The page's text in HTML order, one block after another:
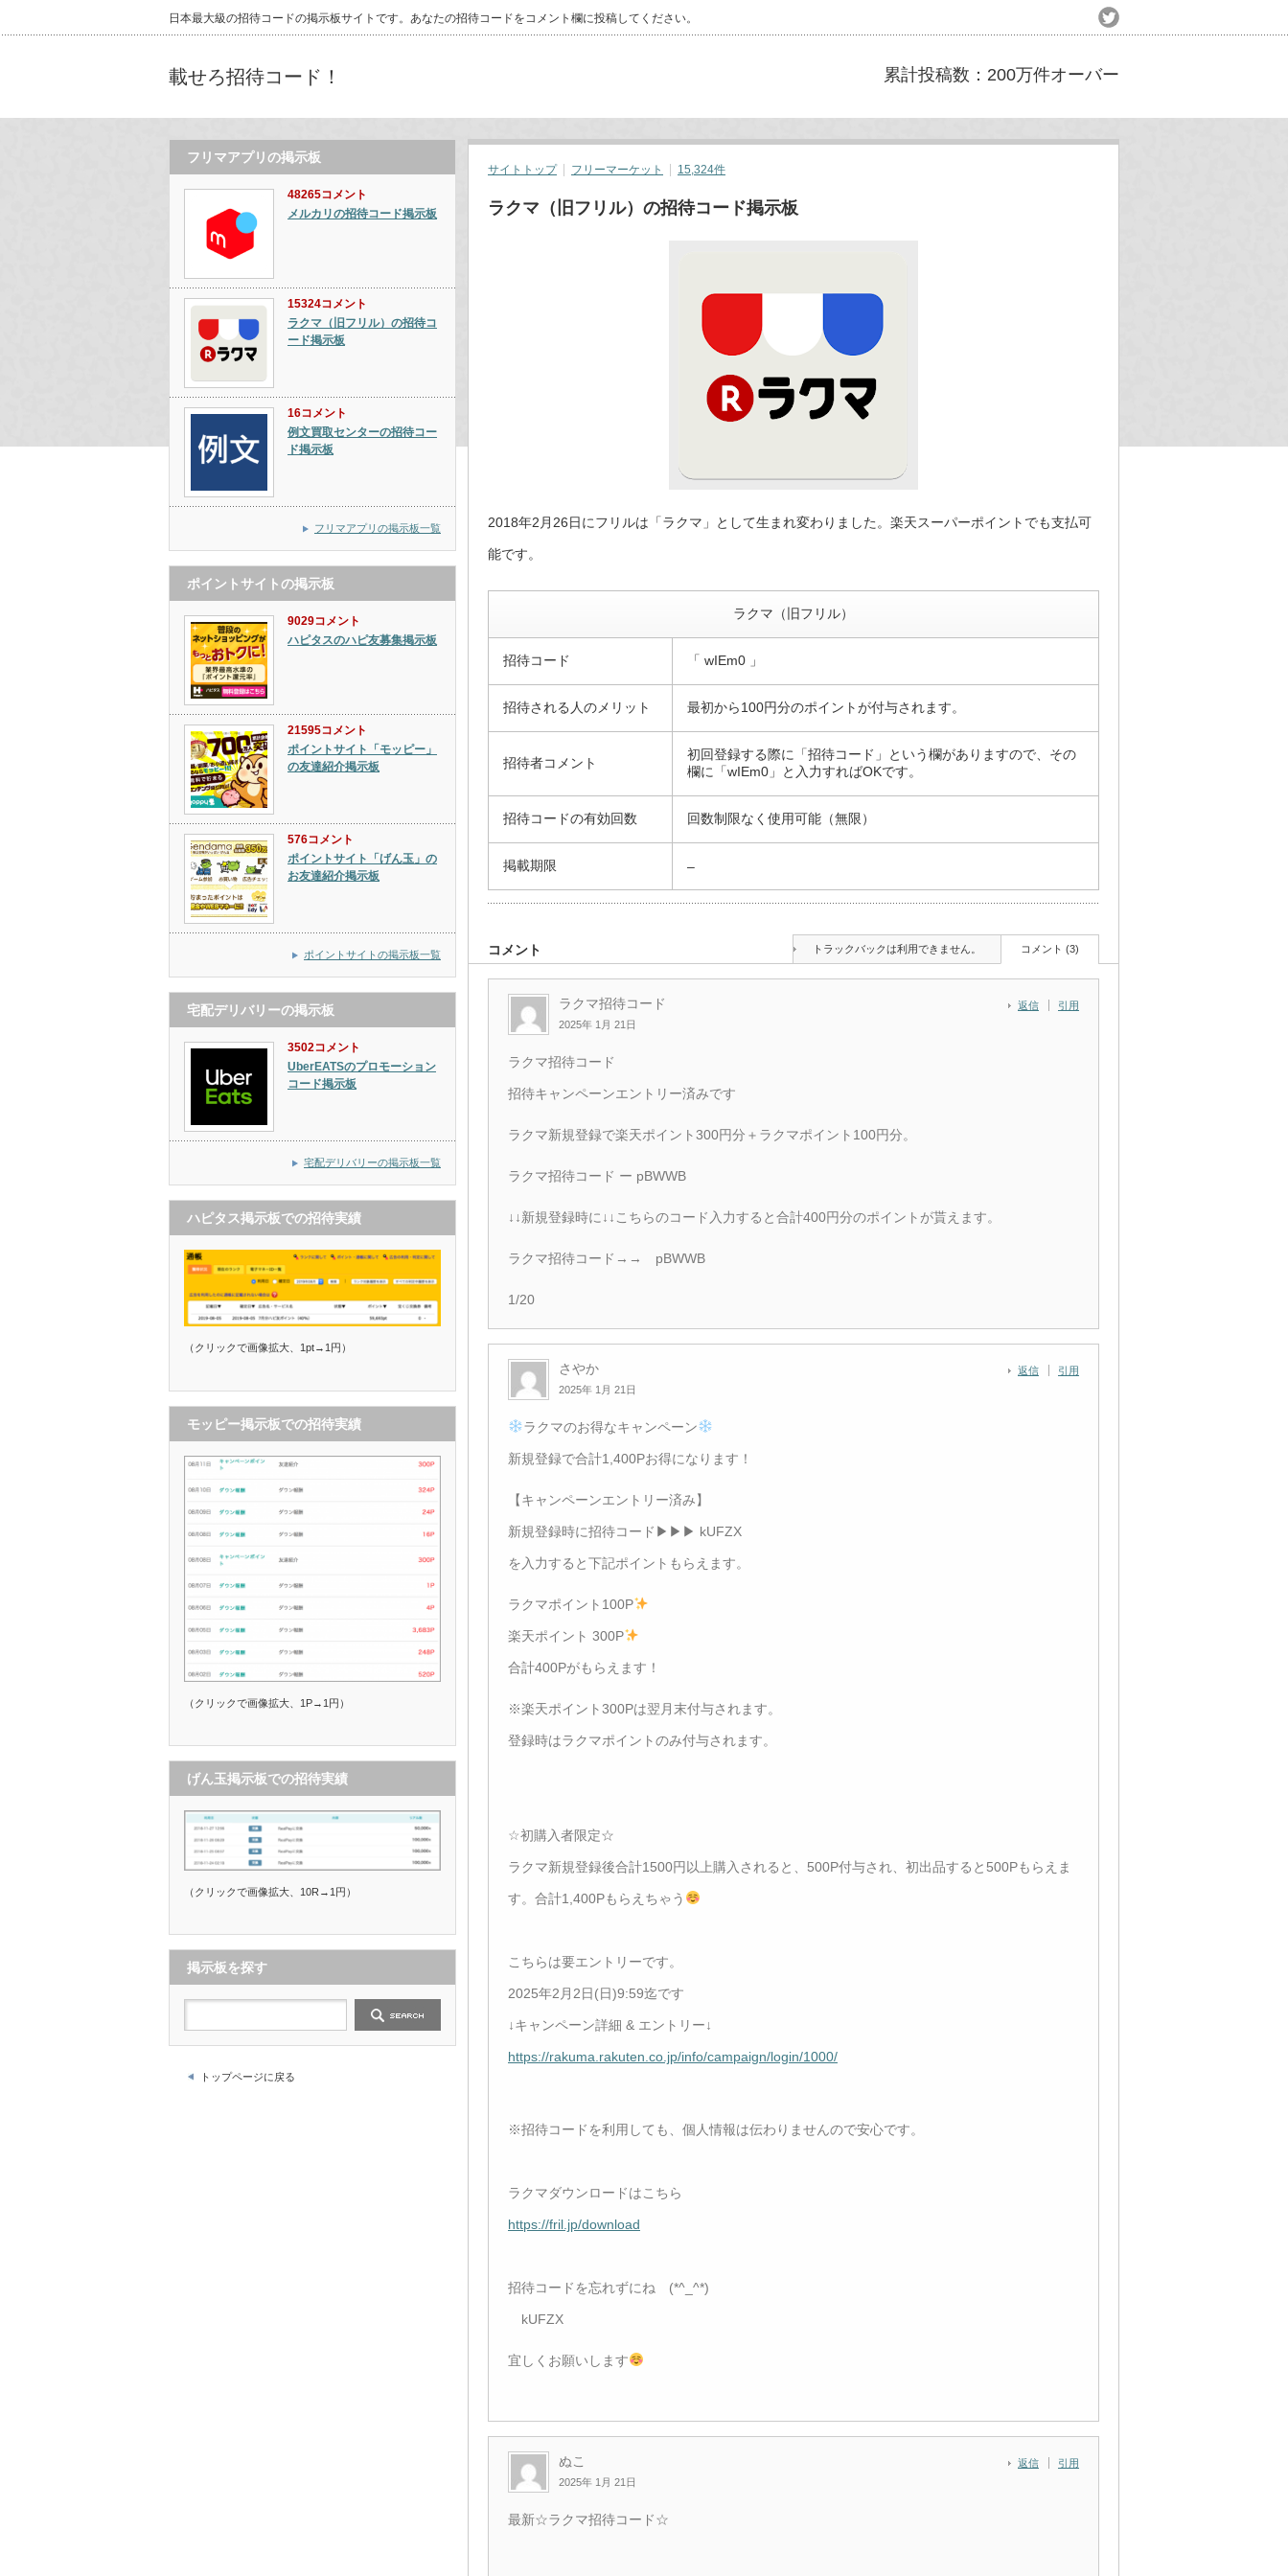
日本最大級の招待コードの掲示板サイトです。あなたの招待コードをコメント欄に投稿してください。
載せろ招待コード！ 累計投稿数：200万件オーバー
サイトトップ フリーマーケット 15,324件
ラクマ（旧フリル）の招待コード掲示板
2018年2月26日にフリルは「ラクマ」として生まれ変わりました。楽天スーパーポイントでも支払可
能です。
ラクマ（旧フリル）
招待コード 「 wIEm0 」
招待される人のメリット 最初から100円分のポイントが付与されます。
招待者コメント
初回登録する際に「招待コード」という欄がありますので、その
欄に「wIEm0」と入力すればOKです。
招待コードの有効回数 回数制限なく使用可能（無限）
掲載期限 –
コメント トラックバックは利用できません。 コメント (3)
ラクマ招待コード
2025年 1月 21日
返信 引用
ラクマ招待コード
招待キャンペーンエントリー済みです
ラクマ新規登録で楽天ポイント300円分＋ラクマポイント100円分。
ラクマ招待コード ー pBWWB
↓↓新規登録時に↓↓こちらのコード入力すると合計400円分のポイントが貰えます。
ラクマ招待コード→→ pBWWB
1/20
さやか
2025年 1月 21日
返信 引用
ラクマのお得なキャンペーン
新規登録で合計1,400Pお得になります！
【キャンペーンエントリー済み】
新規登録時に招待コード▶︎▶︎▶︎ kUFZX
を入力すると下記ポイントもらえます。
ラクマポイント100P
楽天ポイント 300P
合計400Pがもらえます！
※楽天ポイント300Pは翌月末付与されます。
登録時はラクマポイントのみ付与されます。
☆初購入者限定☆
ラクマ新規登録後合計1500円以上購入されると、500P付与され、初出品すると500Pもらえま
す。合計1,400Pもらえちゃう
こちらは要エントリーです。
2025年2月2日(日)9:59迄です
↓キャンペーン詳細 & エントリー↓
https://rakuma.rakuten.co.jp/info/campaign/login/1000/
※招待コードを利用しても、個人情報は伝わりませんので安心です。
ラクマダウンロードはこちら
https://fril.jp/download
招待コードを忘れずにね (*^_^*)
kUFZX
宜しくお願いします
ぬこ
2025年 1月 21日
返信 引用
最新☆ラクマ招待コード☆
フリマアプリの掲示板
48265コメント
メルカリの招待コード掲示板
15324コメント
ラクマ（旧フリル）の招待コ
ード掲示板
16コメント
例文買取センターの招待コー
ド掲示板
フリマアプリの掲示板一覧
ポイントサイトの掲示板
9029コメント
ハピタスのハピ友募集掲示板
21595コメント
ポイントサイト「モッピー」
の友達紹介掲示板
576コメント
ポイントサイト「げん玉」の
お友達紹介掲示板
ポイントサイトの掲示板一覧
宅配デリバリーの掲示板
3502コメント
UberEATSのプロモーション
コード掲示板
宅配デリバリーの掲示板一覧
ハピタス掲示板での招待実績
（クリックで画像拡大、1pt→1円）
モッピー掲示板での招待実績
（クリックで画像拡大、1P→1円）
げん玉掲示板での招待実績
（クリックで画像拡大、10R→1円）
掲示板を探す
トップページに戻る